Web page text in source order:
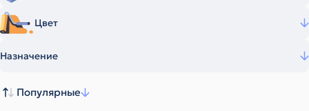
Цвет
Назначение
Популярные